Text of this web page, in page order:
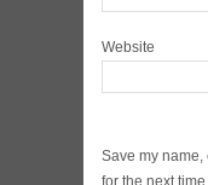
Website
Save my
for the next time